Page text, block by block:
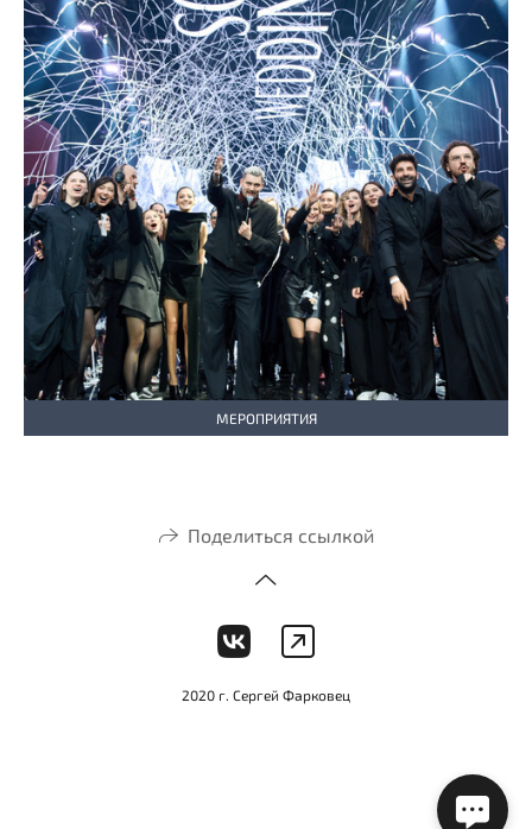
МЕРОПРИЯТИЯ
Поделиться ссылкой
2020 г. Сергей Фарковец